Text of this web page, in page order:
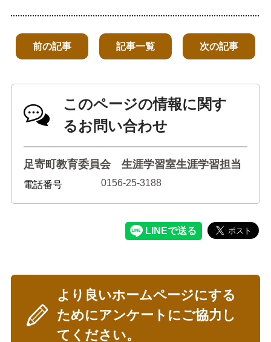
閉じる
前の記事 記事一覧 次の記事
このページの情報に関す
るお問い合わせ
足寄町教育委員会 生涯学習室生涯学習担当
電話番号 0156-25-3188
より良いホームページにする
ためにアンケートにご協力し
てください。